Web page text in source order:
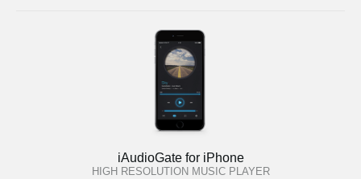
iAudioGate for iPhone
HIGH RESOLUTION MUSIC PLAYER